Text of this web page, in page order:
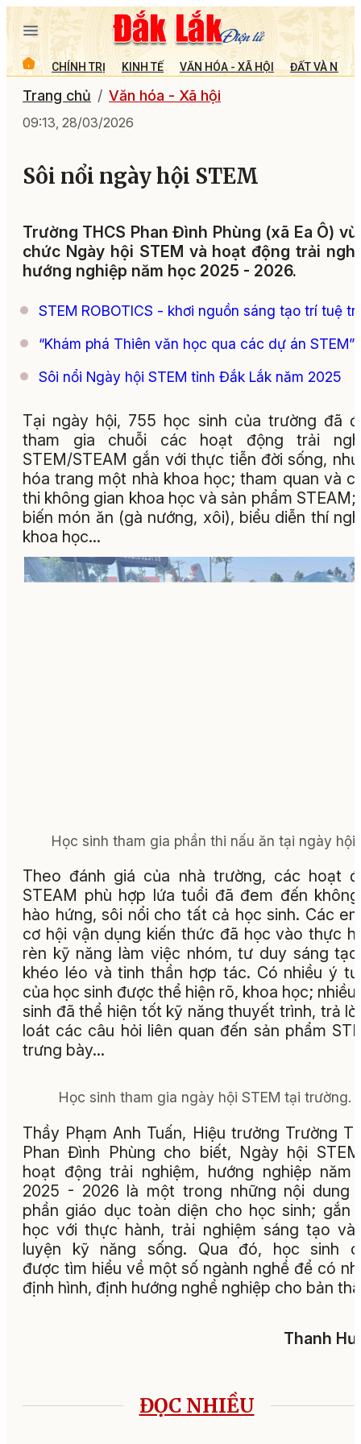
CHÍNH TRỊ KINH TẾ VĂN HÓA - XÃ HỘI ĐẤT VÀ
Trang chủ Văn hóa - Xã hội
09:13, 28/03/2026
Sôi nổi ngày hội STEM
Trường THCS Phan Đình Phùng (xã Ea Ô)
chức Ngày hội STEM và hoạt động trải
hướng nghiệp năm học 2025 - 2026.
STEM ROBOTICS - khơi nguồn sáng tạo trí tuệ
“Khám phá Thiên văn học qua các dự án STEM”
Sôi nổi Ngày hội STEM tỉnh Đắk Lắk năm 2025
Tại ngày hội, 755 học sinh của trường đã
tham gia chuỗi các hoạt động trải
STEM/STEAM gắn với thực tiễn đời sống,
hóa trang một nhà khoa học; tham quan và
thi không gian khoa học và sản phẩm STEAM;
biến món ăn (gà nướng, xôi), biểu diễn thí
khoa học…
Học sinh tham gia phần thi nấu ăn tại ngày hội.
Theo đánh giá của nhà trường, các hoạt
STEAM phù hợp lứa tuổi đã đem đến
hào hứng, sôi nổi cho tất cả học sinh. Các
cơ hội vận dụng kiến thức đã học vào thực
rèn kỹ năng làm việc nhóm, tư duy sáng
khéo léo và tinh thần hợp tác. Có nhiều ý
của học sinh được thể hiện rõ, khoa học; nhiều
sinh đã thể hiện tốt kỹ năng thuyết trình, trả
loát các câu hỏi liên quan đến sản phẩm
trưng bày...
Học sinh tham gia ngày hội STEM tại trường.
Thầy Phạm Anh Tuấn, Hiệu trưởng Trường
Phan Đình Phùng cho biết, Ngày hội
hoạt động trải nghiệm, hướng nghiệp năm
2025 - 2026 là một trong những nội dung
phần giáo dục toàn diện cho học sinh; gắn
học với thực hành, trải nghiệm sáng tạo và
luyện kỹ năng sống. Qua đó, học sinh
được tìm hiểu về một số ngành nghề để có
định hình, định hướng nghề nghiệp cho bản
Thanh
ĐỌC NHIỀU